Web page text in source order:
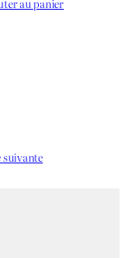
au panier
suivante